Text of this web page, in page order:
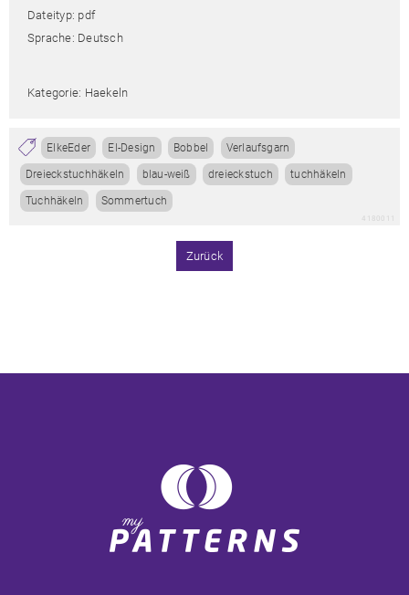
Dateityp: pdf
Sprache: Deutsch
Kategorie: Haekeln
ElkeEder El-Design Bobbel Verlaufsgarn
Dreieckstuchhäkeln blau-weiß dreieckstuch tuchhäkeln
Tuchhäkeln Sommertuch
Zurück